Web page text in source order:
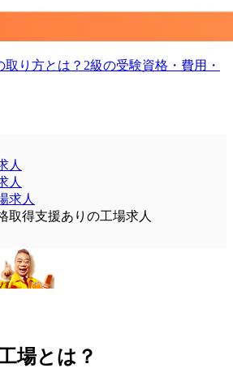
り方とは？2級の受験資格・費用・
人
人
求人
取得支援ありの工場求人
場とは？